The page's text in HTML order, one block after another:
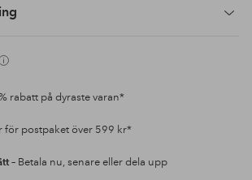
rabatt på dyraste varan*
för postpaket över 599 kr*
– Betala nu, senare eller dela upp